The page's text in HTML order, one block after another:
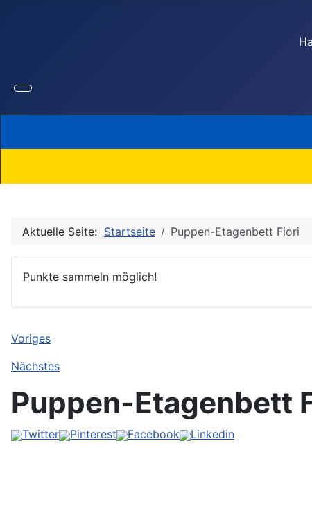
Aktuelle Seite: Startseite Puppen-Etagenbett Fiori
Punkte sammeln möglich!
Voriges
Nächstes
Puppen-Etagenbett
Twitter Pinterest Facebook
Linkedin